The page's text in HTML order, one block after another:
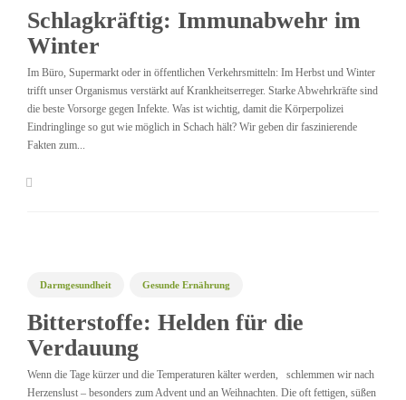
Schlagkräftig: Immunabwehr im
Winter
Im Büro, Supermarkt oder in öffentlichen Verkehrsmitteln: Im Herbst und Winter
trifft unser Organismus verstärkt auf Krankheitserreger. Starke Abwehrkräfte sind
die beste Vorsorge gegen Infekte. Was ist wichtig, damit die Körperpolizei
Eindringlinge so gut wie möglich in Schach hält? Wir geben dir faszinierende
Fakten zum...
Darmgesundheit Gesunde Ernährung
Bitterstoffe: Helden für die
Verdauung
Wenn die Tage kürzer und die Temperaturen kälter werden, schlemmen wir nach
Herzenslust – besonders zum Advent und an Weihnachten. Die oft fettigen, süßen